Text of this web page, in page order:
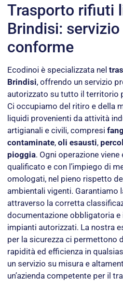
Trasporto rifiuti
Brindisi:
conforme
Ecodinoi è specializzata nel
Brindisi, offrendo un servizio
autorizzato su tutto il territorio
Ci occupiamo del ritiro e della
liquidi provenienti da attività
artigianali e civili, compresi
contaminate, oli esausti,
pioggia. Ogni operazione
qualificato e con l’impiego di
omologati, nel pieno rispetto
ambientali vigenti. Garantiamo
attraverso la corretta
documentazione obbligatoria
impianti autorizzati. La nostra
per la sicurezza ci permettono
rapidità ed efficienza in
un servizio su misura e
un’azienda competente per il